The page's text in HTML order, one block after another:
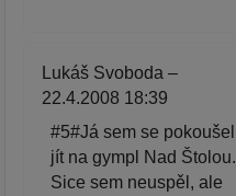
Lukáš Svoboda –
22.4.2008 18:39
#5#Já sem se pokoušel
jít na gympl Nad Štolou.
Sice sem neuspěl, ale